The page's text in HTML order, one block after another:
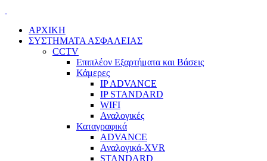
ΑΡΧΙΚΗ
ΣΥΣΤΗΜΑΤΑ ΑΣΦΑΛΕΙΑΣ
CCTV
Επιπλέον Εξαρτήματα και Βάσεις
Κάμερες
IP ADVANCE
IP STANDARD
WIFI
Αναλογικές
Καταγραφικά
ADVANCE
Αναλογικά-XVR
STANDARD